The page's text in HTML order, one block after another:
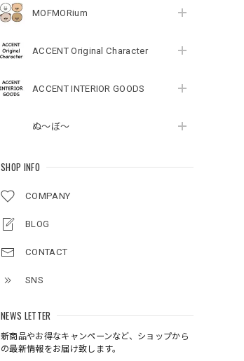
MOFMORium
ACCENT Original Character
ACCENT INTERIOR GOODS
ぬ～ぼ～
SHOP INFO
COMPANY
BLOG
CONTACT
SNS
NEWS LETTER
新商品やお得なキャンペーンなど、ショップから
の最新情報をお届け致します。